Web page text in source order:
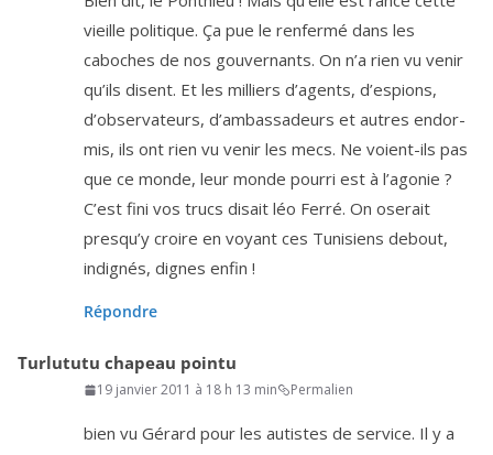
vieille poli­tique. Ça pue le ren­fer­mé dans les
caboches de nos gou­ver­nants. On n’a rien vu venir
qu’ils disent. Et les mil­liers d’a­gents, d’es­pions,
d’ob­ser­va­teurs, d’am­bas­sa­deurs et autres endor­
mis, ils ont rien vu venir les mecs. Ne voient-ils pas
que ce monde, leur monde pour­ri est à l’a­go­nie ?
C’est fini vos trucs disait léo Ferré. On ose­rait
pres­qu’y croire en voyant ces Tunisiens debout,
indi­gnés, dignes enfin !
Répondre
Turlututu chapeau pointu
19 janvier 2011 à 18 h 13 min Permalien
bien vu Gérard pour les autistes de ser­vice. Il y a